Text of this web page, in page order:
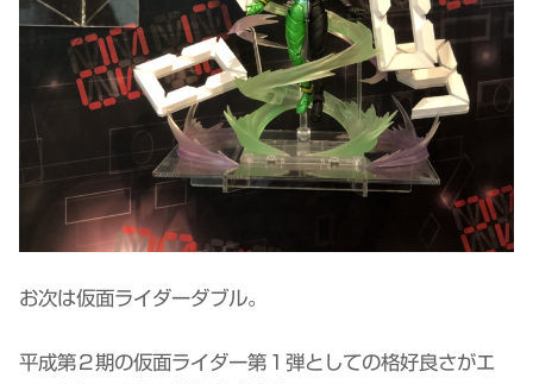
お次は仮面ライダーダブル。
平成第２期の仮面ライダー第１弾としての格好良さがエ